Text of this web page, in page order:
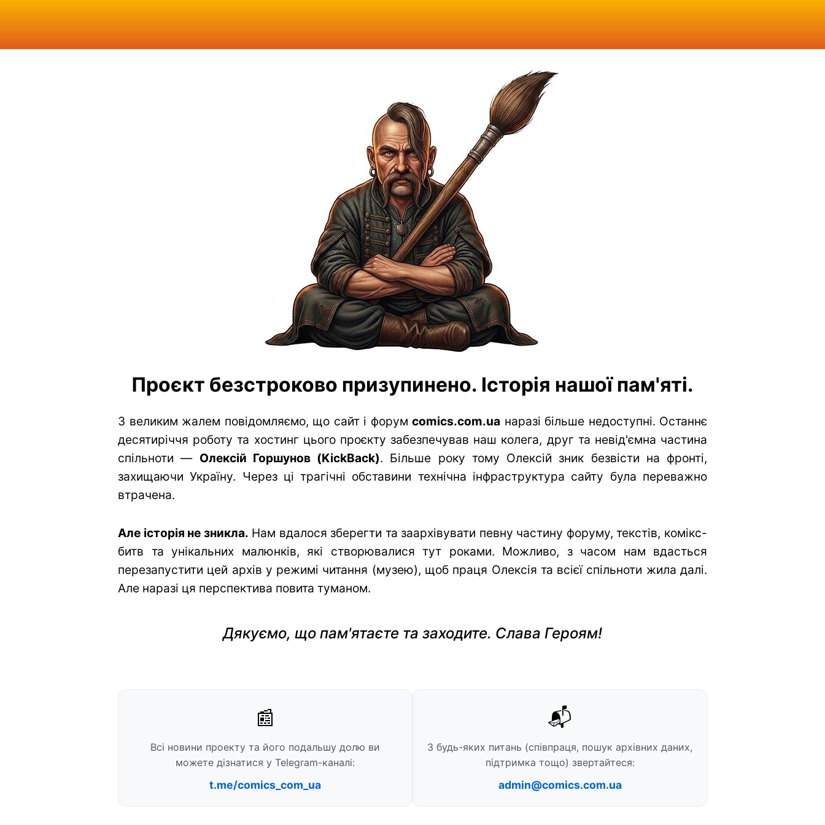
Проєкт безстроково призупинено. Історія нашої пам'яті.
З великим жалем повідомляємо, що сайт і форум comics.com.ua наразі більше недоступні. Останнє
десятиріччя роботу та хостинг цього проєкту забезпечував наш колега, друг та невід'ємна частина
спільноти — Олексій Горшунов (KickBack). Більше року тому Олексій зник безвісти на фронті,
захищаючи Україну. Через ці трагічні обставини технічна інфраструктура сайту була переважно
втрачена.
Але історія не зникла. Нам вдалося зберегти та заархівувати певну частину форуму, текстів, комікс-
битв та унікальних малюнків, які створювалися тут роками. Можливо, з часом нам вдасться
перезапустити цей архів у режимі читання (музею), щоб праця Олексія та всієї спільноти жила далі.
Але наразі ця перспектива повита туманом.
Дякуємо, що пам'ятаєте та заходите. Слава Героям!
📰
Всі новини проекту та його подальшу долю ви
можете дізнатися у Telegram-каналі:
t.me/comics_com_ua
📬
З будь-яких питань (співпраця, пошук архівних даних,
підтримка тощо) звертайтеся:
admin@comics.com.ua